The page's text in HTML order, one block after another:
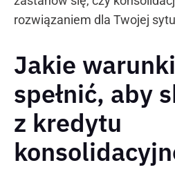
rozwiązaniem dla Twojej
Jakie
spełnić, aby
z kredytu